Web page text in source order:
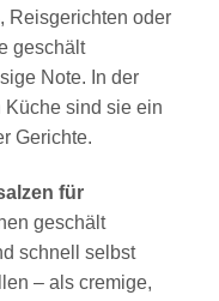
Reisgerichten oder
geschält
Note. In der
sind sie ein
Gerichte.
für
geschält
schnell selbst
– als cremige,